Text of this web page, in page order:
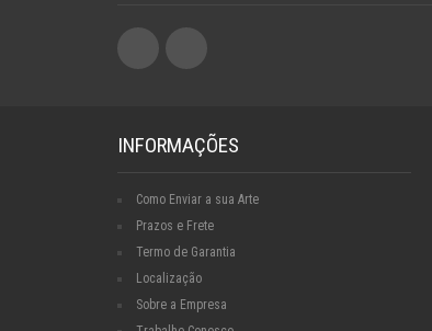
INFORMAÇÕES
Como Enviar a sua Arte
Prazos e Frete
Termo de Garantia
Localização
Sobre a Empresa